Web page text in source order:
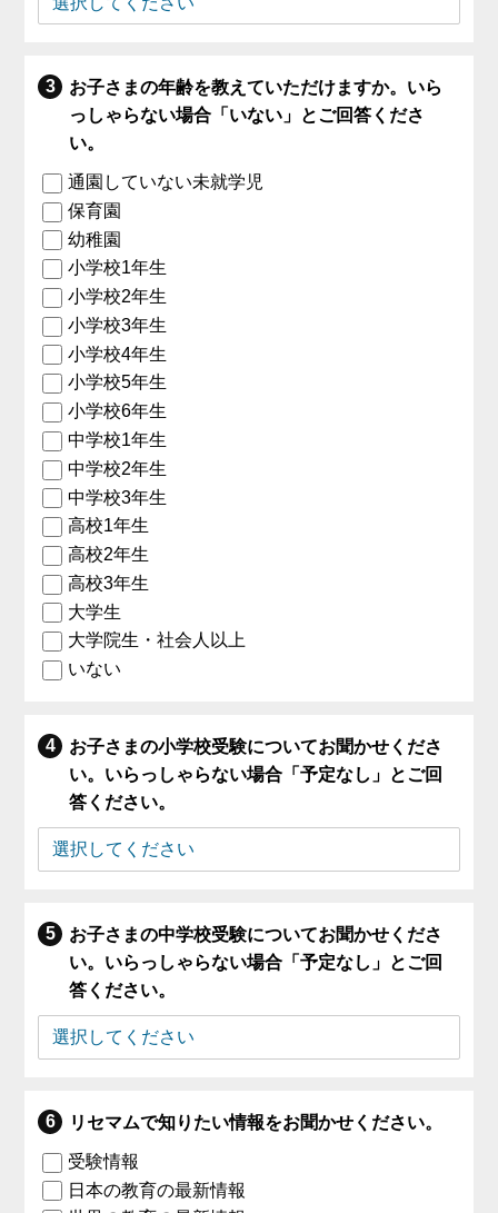
お子さまの年齢を教えていただけますか。いら
っしゃらない場合「いない」とご回答くださ
い。
通園していない未就学児
保育園
幼稚園
小学校1年生
小学校2年生
小学校3年生
小学校4年生
小学校5年生
小学校6年生
中学校1年生
中学校2年生
中学校3年生
高校1年生
高校2年生
高校3年生
大学生
大学院生・社会人以上
いない
お子さまの小学校受験についてお聞かせくださ
い。いらっしゃらない場合「予定なし」とご回
答ください。
お子さまの中学校受験についてお聞かせくださ
い。いらっしゃらない場合「予定なし」とご回
答ください。
リセマムで知りたい情報をお聞かせください。
受験情報
日本の教育の最新情報